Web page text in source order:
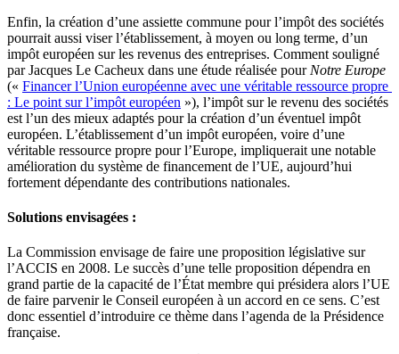
Enfin, la création d’une assiette commune pour l’impôt des sociétés
pourrait aussi viser l’établissement, à moyen ou long terme, d’un
impôt européen sur les revenus des entreprises. Comment souligné
par Jacques Le Cacheux dans une étude réalisée pour Notre Europe
(« Financer l’Union européenne avec une véritable ressource propre
: Le point sur l’impôt européen »), l’impôt sur le revenu des sociétés
est l’un des mieux adaptés pour la création d’un éventuel impôt
européen. L’établissement d’un impôt européen, voire d’une
véritable ressource propre pour l’Europe, impliquerait une notable
amélioration du système de financement de l’UE, aujourd’hui
fortement dépendante des contributions nationales.
Solutions envisagées :
La Commission envisage de faire une proposition législative sur
l’ACCIS en 2008. Le succès d’une telle proposition dépendra en
grand partie de la capacité de l’État membre qui présidera alors l’UE
de faire parvenir le Conseil européen à un accord en ce sens. C’est
donc essentiel d’introduire ce thème dans l’agenda de la Présidence
française.